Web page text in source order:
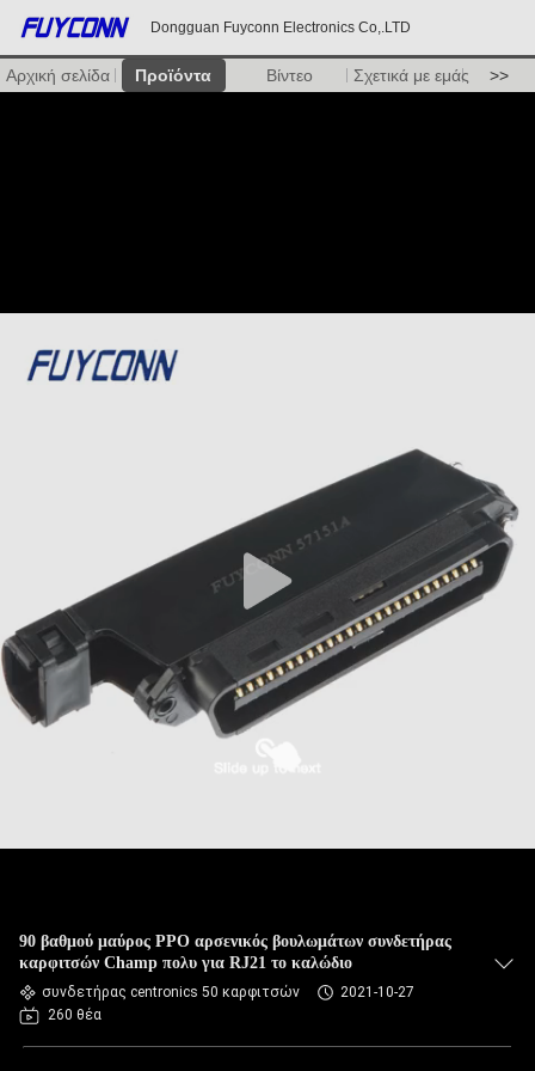
Dongguan Fuyconn Electronics Co,.LTD
Αρχική σελίδα Προϊόντα Βίντεο Σχετικά με εμάς >>
90 βαθμού μαύρος PPO αρσενικός βουλωμάτων συνδετήρας
καρφιτσών Champ πολυ για RJ21 το καλώδιο
συνδετήρας centronics 50 καρφιτσών
2021-10-27
260 θέα